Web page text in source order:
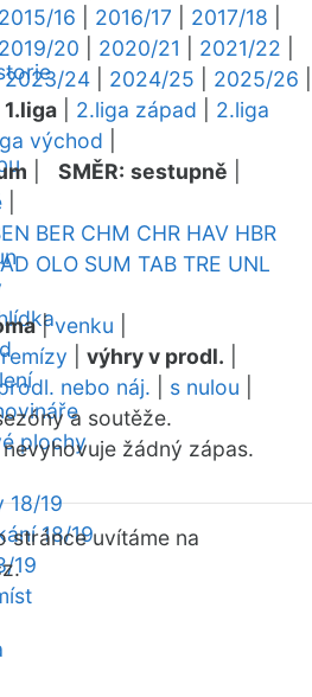
plochy
18/19
18/19
19
2015/16 2016/17 2017/18
2019/20 2020/21 2021/22
2023/24 2024/25 2025/26
1.liga 2.liga západ
2.liga
východ
SMĚR: sestupně
BER CHM CHR HAV HBR
OLO SUM TAB TRE UNL
|venku
remízy výhry v prodl.
nebo náj. s nulou
a soutěže.
žádný zápas.
stránce uvítáme na